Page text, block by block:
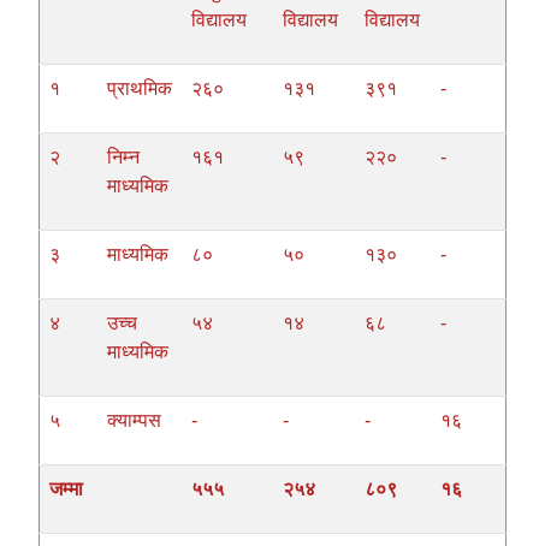
विद्यालय
विद्यालय
विद्यालय
१ प्राथमिक २६० १३१ ३९१ -
२
निम्न
माध्यमिक
१६१ ५९ २२० -
३ माध्यमिक ८० ५० १३० -
४
उच्च
माध्यमिक
५४ १४ ६८ -
५ क्याम्पस - - - १६
जम्मा ५५५ २५४ ८०९ १६